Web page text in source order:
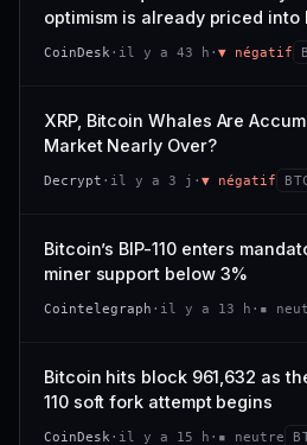
CONFIANCE
VAR. 7 J
CONFIANCE
momentum 24 h dégradé (+0,0
(0,9 % de sa capitalisation
538 M$
−2,9 %
−50,0 %
CONFIANCE
optimism is already priced into
CoinDesk · il y a 43 h · ▼ négatif
XRP, Bitcoin Whales Are
Market Nearly Over?
Decrypt · il y a 3 j · ▼ négatif
Bitcoin’s BIP-110 enters
miner support below 3%
Cointelegraph · il y a 13 h · ▪
Bitcoin hits block 961,632 as
110 soft fork attempt begins
CoinDesk · il y a 15 h · ▪ neutre